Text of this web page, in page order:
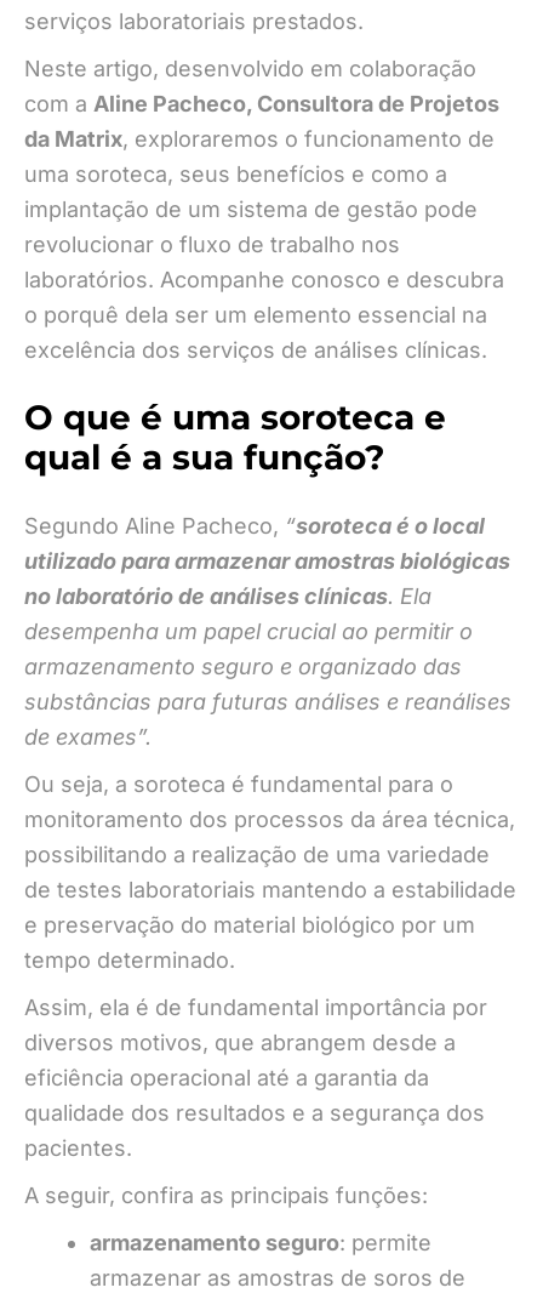
serviços laboratoriais prestados.
Neste artigo, desenvolvido em colaboração
com a Aline Pacheco, Consultora de Projetos
da Matrix, exploraremos o funcionamento de
uma soroteca, seus benefícios e como a
implantação de um sistema de gestão pode
revolucionar o fluxo de trabalho nos
laboratórios. Acompanhe conosco e descubra
o porquê dela ser um elemento essencial na
excelência dos serviços de análises clínicas.
O que é uma soroteca e
qual é a sua função?
Segundo Aline Pacheco, “soroteca é o local
utilizado para armazenar amostras biológicas
no laboratório de análises clínicas. Ela
desempenha um papel crucial ao permitir o
armazenamento seguro e organizado das
substâncias para futuras análises e reanálises
de exames”.
Ou seja, a soroteca é fundamental para o
monitoramento dos processos da área técnica,
possibilitando a realização de uma variedade
de testes laboratoriais mantendo a estabilidade
e preservação do material biológico por um
tempo determinado.
Assim, ela é de fundamental importância por
diversos motivos, que abrangem desde a
eficiência operacional até a garantia da
qualidade dos resultados e a segurança dos
pacientes.
A seguir, confira as principais funções:
armazenamento seguro: permite
armazenar as amostras de soros de